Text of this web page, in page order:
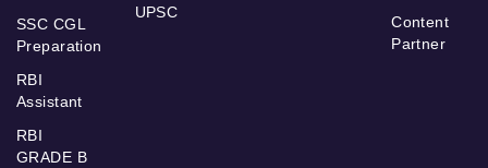
SSC CGL
Preparation
RBI
Assistant
RBI
GRADE B
UPSC
Content
Partner